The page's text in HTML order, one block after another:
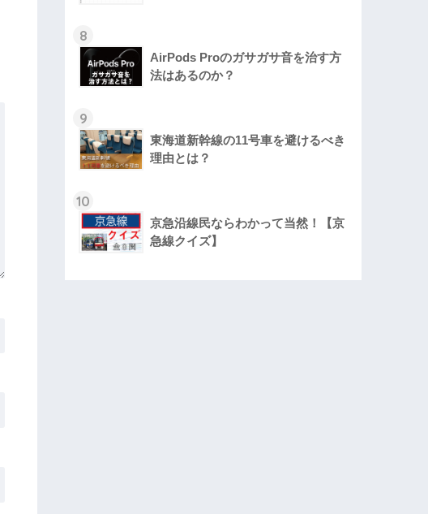
8
AirPods Proのガサガサ音を治す方
法はあるのか？
9
東海道新幹線の11号車を避けるべき
理由とは？
10
京急沿線民ならわかって当然！【京
急線クイズ】